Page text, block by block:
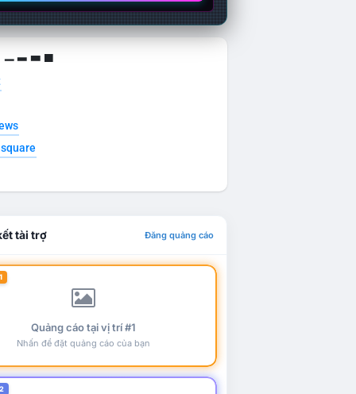
▁ ▂ ▃ ▄
tài trợ Đăng quảng cáo
Quảng cáo tại vị trí #1
Nhấn để đặt quảng cáo của bạn